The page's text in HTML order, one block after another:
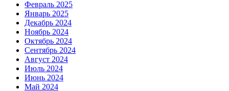
Февраль 2025
Январь 2025
Декабрь 2024
Ноябрь 2024
Октябрь 2024
Сентябрь 2024
Август 2024
Июль 2024
Июнь 2024
Май 2024